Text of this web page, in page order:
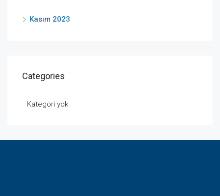
Kasım 2023
Categories
Kategori yok